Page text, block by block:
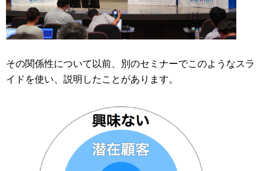
その関係性について以前、別のセミナーでこのようなスラ
イドを使い、説明したことがあります。